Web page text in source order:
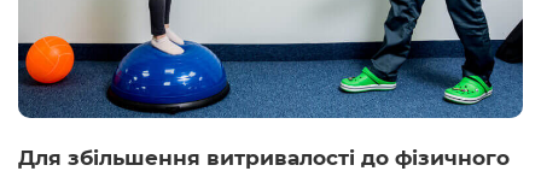
Для збільшення витривалості до фізичного